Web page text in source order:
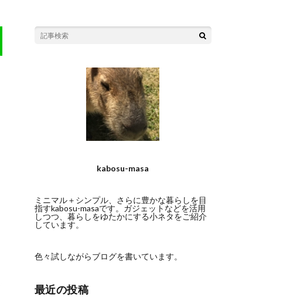
kabosu-masa
ミニマル＋シンプル、さらに豊かな暮らしを目
指すkabosu-masaです。ガジェットなどを活用
しつつ、暮らしをゆたかにする小ネタをご紹介
しています。
色々試しながらブログを書いています。
最近の投稿